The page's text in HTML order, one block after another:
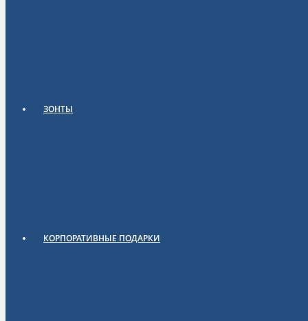
ЗОНТЫ
КОРПОРАТИВНЫЕ ПОДАРКИ